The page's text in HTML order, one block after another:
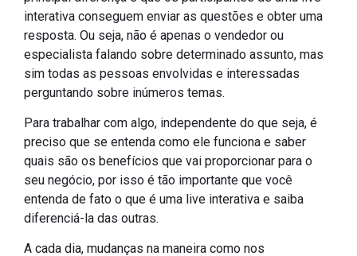
interativa conseguem enviar as questões e obter uma
resposta. Ou seja, não é apenas o vendedor ou
especialista falando sobre determinado assunto, mas
sim todas as pessoas envolvidas e interessadas
perguntando sobre inúmeros temas.
Para trabalhar com algo, independente do que seja, é
preciso que se entenda como ele funciona e saber
quais são os benefícios que vai proporcionar para o
seu negócio, por isso é tão importante que você
entenda de fato o que é uma live interativa e saiba
diferenciá-la das outras.
A cada dia, mudanças na maneira como nos